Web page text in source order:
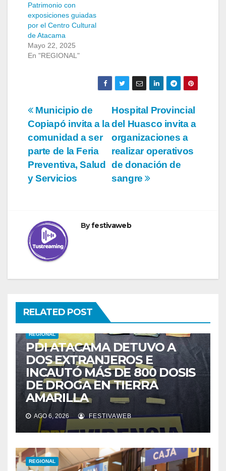
Patrimonio con
exposiciones guiadas
por el Centro Cultural
de Atacama
Mayo 22, 2025
En "REGIONAL"
Navegación
de
entradas
Hospital Provincial
del Huasco invita a
organizaciones a
realizar operativos
de donación de
sangre
Municipio de
Copiapó invita a la
comunidad a ser
parte de la Feria
Preventiva, Salud
y Servicios
Byfestivaweb
RELATED POST
REGIONAL
PDI ATACAMA DETUVO A
DOS EXTRANJEROS E
INCAUTÓ MÁS DE 800 DOSIS
DE DROGA EN TIERRA
AMARILLA
AGO 6, 2026 FESTIVAWEB
REGIONAL